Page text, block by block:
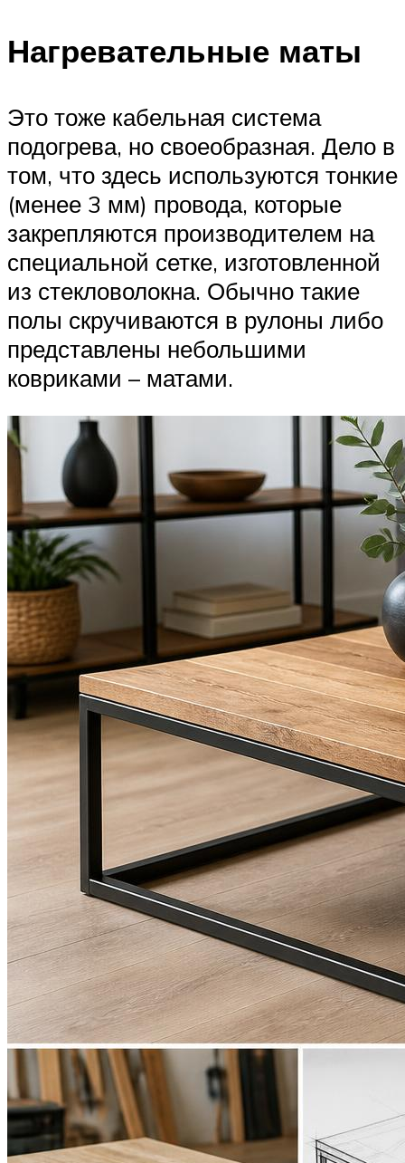
Нагревательные маты
Это тоже кабельная система
подогрева, но своеобразная. Дело в
том, что здесь используются тонкие
(менее 3 мм) провода, которые
закрепляются производителем на
специальной сетке, изготовленной
из стекловолокна. Обычно такие
полы скручиваются в рулоны либо
представлены небольшими
ковриками – матами.